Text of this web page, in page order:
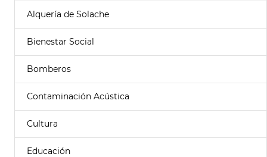
Alquería de Solache
Bienestar Social
Bomberos
Contaminación Acústica
Cultura
Educación